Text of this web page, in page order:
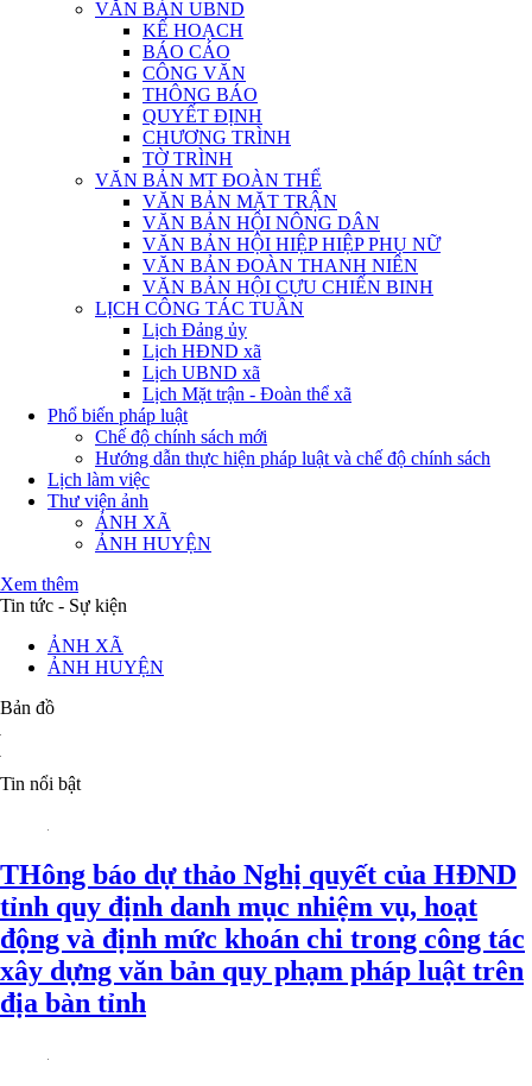
VĂN BẢN UBND
KẾ HOẠCH
BÁO CÁO
CÔNG VĂN
THÔNG BÁO
QUYẾT ĐỊNH
CHƯƠNG TRÌNH
TỜ TRÌNH
VĂN BẢN MT ĐOÀN THỂ
VĂN BẢN MẶT TRẬN
VĂN BẢN HỘI NÔNG DÂN
VĂN BẢN HỘI HIỆP HIỆP PHỤ NỮ
VĂN BẢN ĐOÀN THANH NIÊN
VĂN BẢN HỘI CỰU CHIẾN BINH
LỊCH CÔNG TÁC TUẦN
Lịch Đảng ủy
Lịch HĐND xã
Lịch UBND xã
Lịch Mặt trận - Đoàn thể xã
Phổ biến pháp luật
Chế độ chính sách mới
Hướng dẫn thực hiện pháp luật và chế độ chính sách
Lịch làm việc
Thư viện ảnh
ẢNH XÃ
ẢNH HUYỆN
Xem thêm
Tin tức - Sự kiện
ẢNH XÃ
ẢNH HUYỆN
Bản đồ
Tin nổi bật
THông báo dự thảo Nghị quyết của HĐND
tỉnh quy định danh mục nhiệm vụ, hoạt
động và định mức khoán chi trong công tác
xây dựng văn bản quy phạm pháp luật trên
địa bàn tỉnh